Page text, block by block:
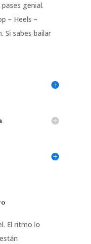
genial.
– Heels –
Si sabes bailar
El ritmo lo